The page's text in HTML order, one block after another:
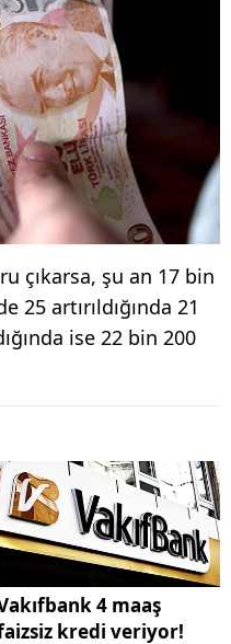
çıkarsa, şu an 17 bin
artırıldığında 21
ise 22 bin 200
4 maaş
kredi veriyor!